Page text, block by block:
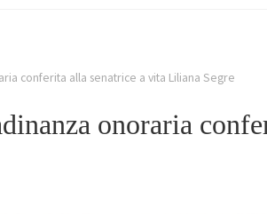
conferita alla senatrice a vita Liliana Segre
onoraria